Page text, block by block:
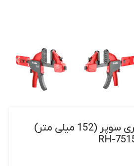
پیچ دستی فشاری سوپر (152 میلی متر)